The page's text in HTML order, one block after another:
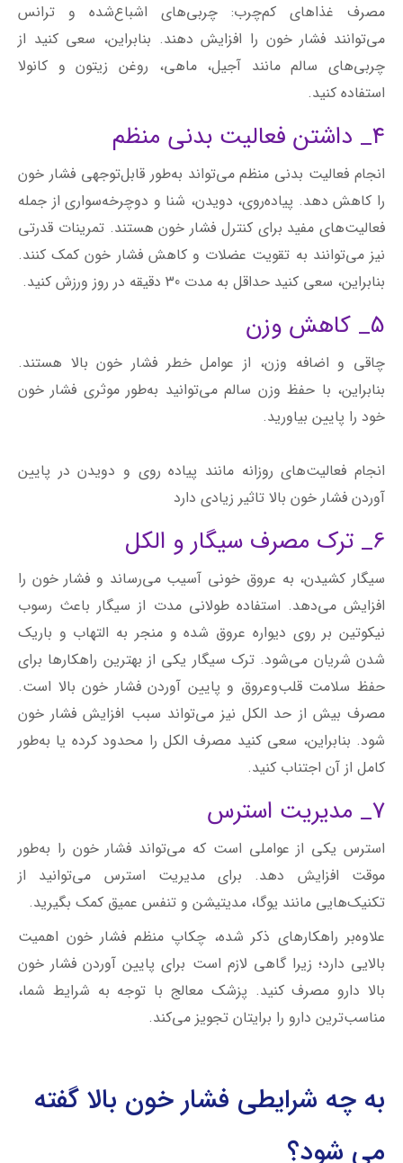
مصرف غذاهای کم‌چرب: چربی‌های اشباع‌شده و ترانس
می‌توانند فشار خون را افزایش دهند. بنابراین، سعی کنید از
چربی‌های سالم مانند آجیل، ماهی، روغن زیتون و کانولا
استفاده کنید.
4_ داشتن فعالیت بدنی منظم
انجام فعالیت بدنی منظم می‌تواند به‌طور قابل‌توجهی فشار خون
را کاهش دهد. پیاده‌روی، دویدن، شنا و دوچرخه‌سواری از جمله
فعالیت‌‌های مفید برای کنترل فشار خون هستند. تمرینات قدرتی
نیز می‌توانند به تقویت عضلات و کاهش فشار خون کمک کنند.
بنابراین، سعی کنید حداقل به مدت 30 دقیقه در روز ورزش کنید.
5_ کاهش وزن
چاقی و اضافه وزن، از عوامل خطر فشار خون بالا هستند.
بنابراین، با حفظ وزن سالم می‌توانید به‌طور موثری فشار خون
خود را پایین بیاورید.
انجام فعالیت‌های روزانه مانند پیاده روی و دویدن در پایین
آوردن فشار خون بالا تاثیر زیادی دارد
6_ ترک مصرف سیگار و الکل
سیگار کشیدن، به عروق خونی آسیب می‌رساند و فشار خون را
افزایش می‌دهد. استفاده طولانی مدت از سیگار باعث رسوب
نیکوتین بر روی دیواره عروق شده و منجر به التهاب و باریک
شدن شریان می‌شود. ترک سیگار یکی از بهترین راهکارها برای
حفظ سلامت قلب‌و‌عروق و پایین آوردن فشار خون بالا است.
مصرف بیش از حد الکل نیز می‌تواند سبب افزایش فشار خون
شود. بنابراین، سعی کنید مصرف الکل را محدود کرده یا به‌طور
کامل از آن اجتناب کنید.
7_ مدیریت استرس
استرس یکی از عواملی است که می‌تواند فشار خون را به‌طور
موقت افزایش دهد. برای مدیریت استرس می‌توانید از
تکنیک‌هایی مانند یوگا، مدیتیشن و تنفس عمیق کمک بگیرید.
علاوه‌بر راهکارهای ذکر شده، چکاپ منظم فشار خون اهمیت
بالایی دارد؛ زیرا گاهی لازم است برای پایین آوردن فشار خون
بالا دارو مصرف کنید. پزشک معالج با توجه به شرایط شما،
مناسب‌ترین دارو را برایتان تجویز می‌کند.
به چه شرایطی فشار خون بالا گفته
می شود؟